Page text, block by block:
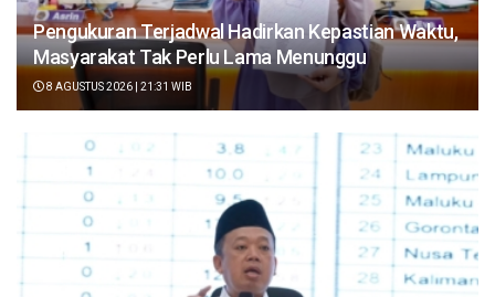
Pengukuran Terjadwal Hadirkan Kepastian Waktu,
Masyarakat Tak Perlu Lama Menunggu
8 AGUSTUS 2026 | 21:31 WIB